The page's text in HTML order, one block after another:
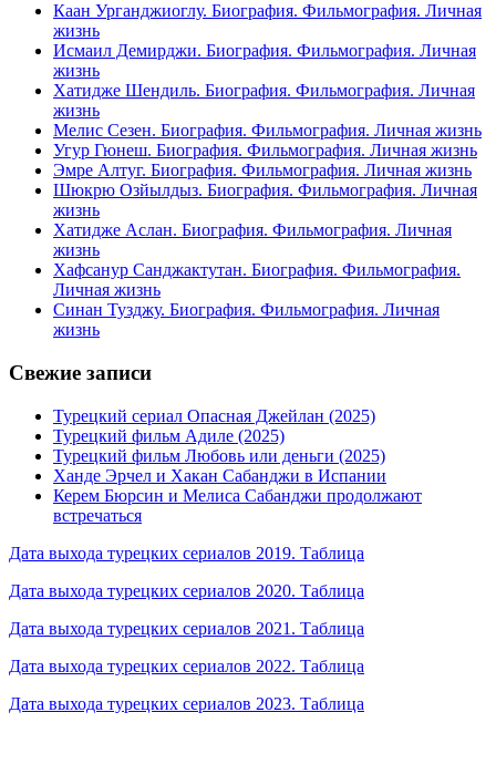
Каан Урганджиоглу. Биография. Фильмография. Личная
жизнь
Исмаил Демирджи. Биография. Фильмография. Личная
жизнь
Хатидже Шендиль. Биография. Фильмография. Личная
жизнь
Мелис Сезен. Биография. Фильмография. Личная жизнь
Угур Гюнеш. Биография. Фильмография. Личная жизнь
Эмре Алтуг. Биография. Фильмография. Личная жизнь
Шюкрю Озйылдыз. Биография. Фильмография. Личная
жизнь
Хатидже Аслан. Биография. Фильмография. Личная
жизнь
Хафсанур Санджактутан. Биография. Фильмография.
Личная жизнь
Синан Тузджу. Биография. Фильмография. Личная
жизнь
Свежие записи
Турецкий сериал Опасная Джейлан (2025)
Турецкий фильм Адиле (2025)
Турецкий фильм Любовь или деньги (2025)
Ханде Эрчел и Хакан Сабанджи в Испании
Керем Бюрсин и Мелиса Сабанджи продолжают
встречаться
Дата выхода турецких сериалов 2019. Таблица
Дата выхода турецких сериалов 2020. Таблица
Дата выхода турецких сериалов 2021. Таблица
Дата выхода турецких сериалов 2022. Таблица
Дата выхода турецких сериалов 2023. Таблица